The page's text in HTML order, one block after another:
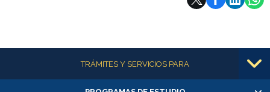
Más informaciónTRÁMITES Y SERVICIOS PARA